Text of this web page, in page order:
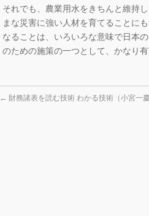
それでも、農業用水をきちんと維持
まな災害に強い人材を育てることに
なることは、いろいろな意味で日本
のための施策の一つとして、かなり
← 財務諸表を読む技術 わかる技術（小宮一慶